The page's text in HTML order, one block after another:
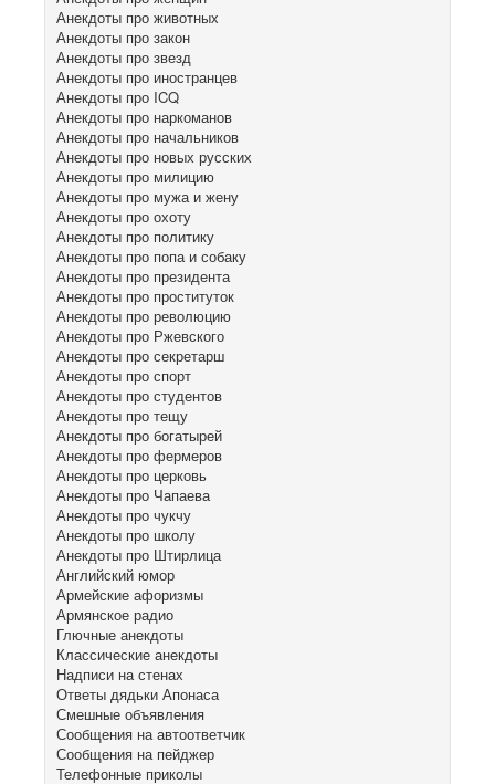
Анекдоты про животных
Анекдоты про закон
Анекдоты про звезд
Анекдоты про иностранцев
Анекдоты про ICQ
Анекдоты про наркоманов
Анекдоты про начальников
Анекдоты про новых русских
Анекдоты про милицию
Анекдоты про мужа и жену
Анекдоты про охоту
Анекдоты про политику
Анекдоты про попа и собаку
Анекдоты про президента
Анекдоты про проституток
Анекдоты про революцию
Анекдоты про Ржевского
Анекдоты про секретарш
Анекдоты про спорт
Анекдоты про студентов
Анекдоты про тещу
Анекдоты про богатырей
Анекдоты про фермеров
Анекдоты про церковь
Анекдоты про Чапаева
Анекдоты про чукчу
Анекдоты про школу
Анекдоты про Штирлица
Английский юмор
Армейские афоризмы
Армянское радио
Глючные анекдоты
Классические анекдоты
Надписи на стенах
Ответы дядьки Апонаса
Смешные объявления
Сообщения на автоответчик
Сообщения на пейджер
Телефонные приколы